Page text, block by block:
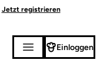
Jetzt registrieren
Einloggen